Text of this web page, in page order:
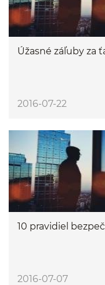
Úžasné záľuby za
2016-07-22
10 pravidiel
2016-07-07